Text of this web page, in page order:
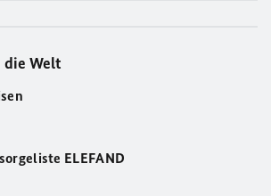
die Welt
ELEFAND